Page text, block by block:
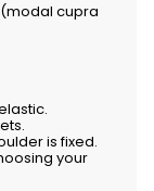
cupra
is fixed.
your